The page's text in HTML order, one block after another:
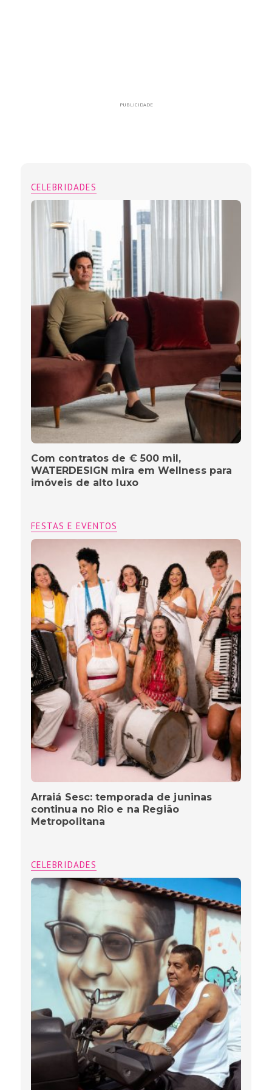
PUBLICIDADE
CELEBRIDADES
Com contratos de € 500 mil,
WATERDESIGN mira em Wellness para
imóveis de alto luxo
FESTAS E EVENTOS
Arraiá Sesc: temporada de juninas
continua no Rio e na Região
Metropolitana
CELEBRIDADES